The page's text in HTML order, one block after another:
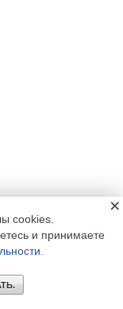
cookies.
и принимаете
×